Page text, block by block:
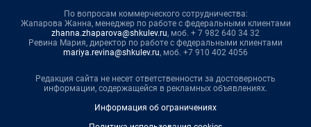
По вопросам коммерческого сотрудничества:
Жапарова Жанна, менеджер по работе с федеральными клиентами
zhanna.zhaparova@shkulev.ru, моб. + 7 982 640 34 32
Ревина Мария, директор по работе с федеральными клиентами
mariya.revina@shkulev.ru, моб. +7 910 402 4056
Редакция сайта не несет ответственности за достоверность
информации, содержащейся в рекламных объявлениях.
Информация об ограничениях